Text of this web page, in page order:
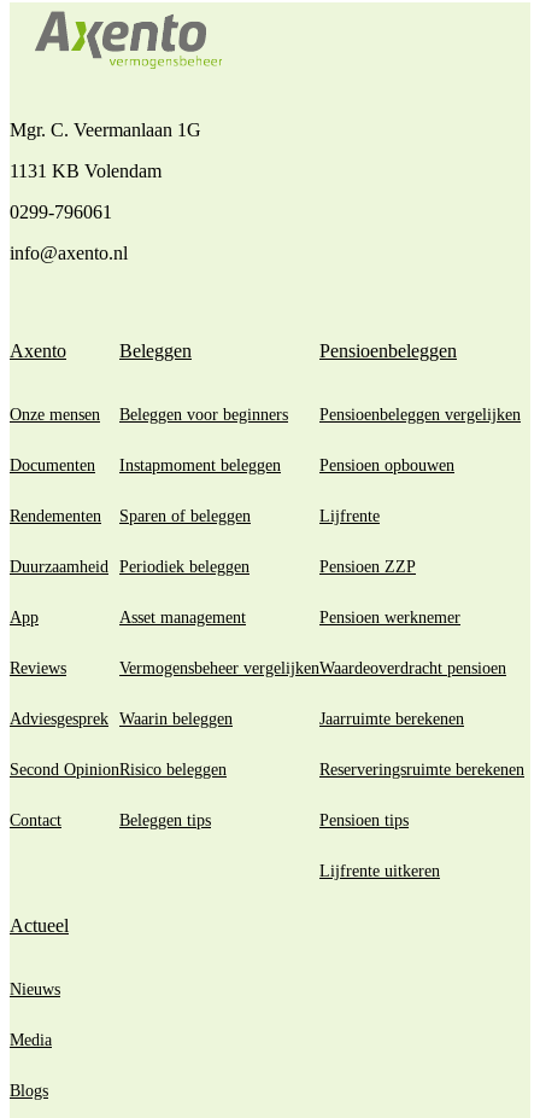
Mgr. C. Veermanlaan 1G
1131 KB Volendam
0299-796061
info@axento.nl
Axento
Onze mensen
Documenten
Rendementen
Duurzaamheid
App
Reviews
Adviesgesprek
Second Opinion
Contact
Beleggen
Beleggen voor beginners
Instapmoment beleggen
Sparen of beleggen
Periodiek beleggen
Asset management
Vermogensbeheer vergelijken
Waarin beleggen
Risico beleggen
Beleggen tips
Pensioenbeleggen
Pensioenbeleggen vergelijken
Pensioen opbouwen
Lijfrente
Pensioen ZZP
Pensioen werknemer
Waardeoverdracht pensioen
Jaarruimte berekenen
Reserveringsruimte berekenen
Pensioen tips
Lijfrente uitkeren
Actueel
Nieuws
Media
Blogs